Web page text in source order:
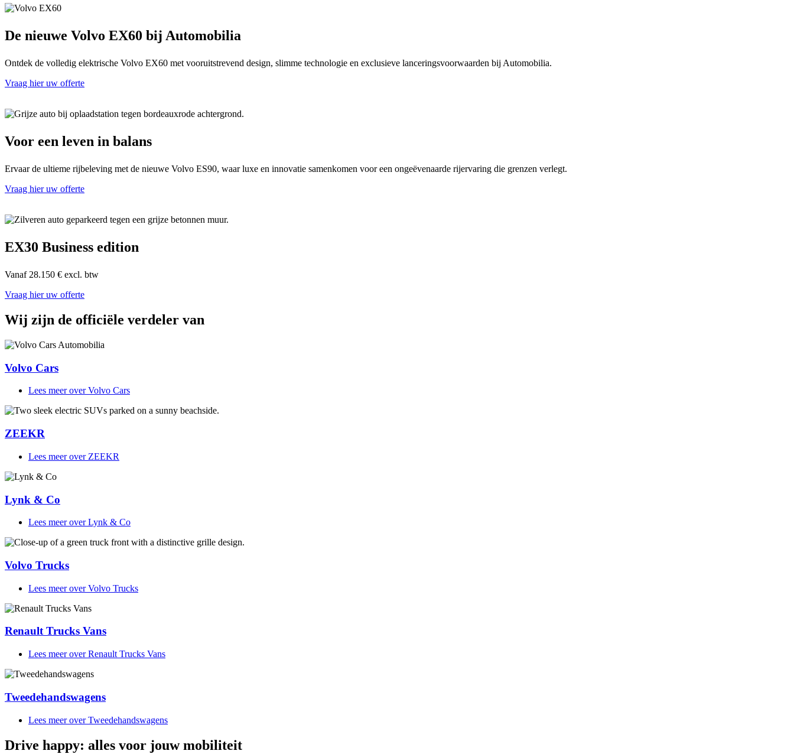
De nieuwe Volvo EX60 bij Automobilia
Ontdek de volledig elektrische Volvo EX60 met vooruitstrevend design, slimme technologie en exclusieve lanceringsvoorwaarden bij Automobilia.
Vraag hier uw offerte
Voor een leven in balans
Ervaar de ultieme rijbeleving met de nieuwe Volvo ES90, waar luxe en innovatie samenkomen voor een ongeëvenaarde rijervaring die grenzen verlegt.
Vraag hier uw offerte
EX30 Business edition
Vanaf 28.150 € excl. btw
Vraag hier uw offerte
Wij zijn de officiële verdeler van
Volvo Cars
Lees meerover Volvo Cars
ZEEKR
Lees meerover ZEEKR
Lynk & Co
Lees meerover Lynk & Co
Volvo Trucks
Lees meerover Volvo Trucks
Renault Trucks Vans
Lees meerover Renault Trucks Vans
Tweedehandswagens
Lees meerover Tweedehandswagens
Drive happy: alles voor jouw mobiliteit